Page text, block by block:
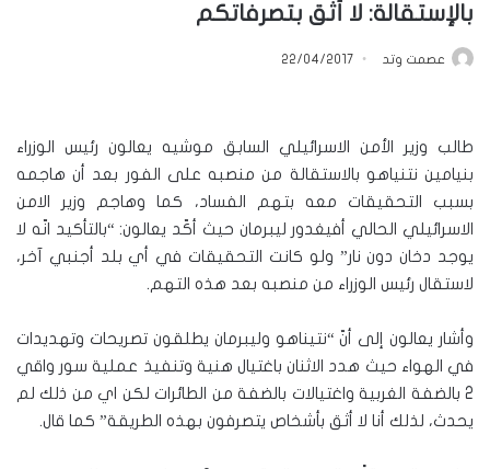
بالإستقالة: لا أثق بتصرفاتكم
عصمت وتد 22/04/2017
طالب وزير الأمن الاسرائيلي السابق موشيه يعالون رئيس الوزراء
بنيامين نتنياهو بالاستقالة من منصبه على الفور بعد أن هاجمه
بسبب التحقيقات معه بتهم الفساد، كما وهاجم وزير الامن
الاسرائيلي الحالي أفيغدور ليبرمان حيث أكّد يعالون: “بالتأكيد انّه لا
يوجد دخان دون نار” ولو كانت التحقيقات في أي بلد أجنبي آخر،
لاستقال رئيس الوزراء من منصبه بعد هذه التهم.
وأشار يعالون إلى أنّ “نتيناهو وليبرمان يطلقون تصريحات وتهديدات
في الهواء حيث هدد الاثنان باغتيال هنية وتنفيذ عملية سور واقي
2 بالضفة الغربية واغتيالات بالضفة من الطائرات لكن اي من ذلك لم
يحدث، لذلك أنا لا أثق بأشخاص يتصرفون بهذه الطريقة” كما قال.